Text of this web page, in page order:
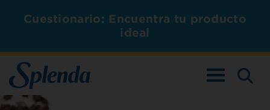
Cuestionario: Encuentra tu producto
ideal
ALTERNAR